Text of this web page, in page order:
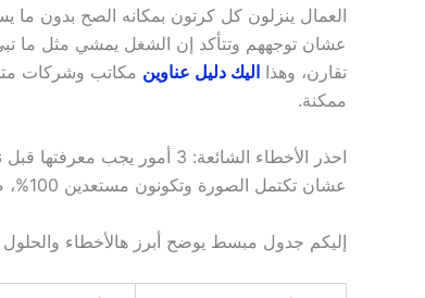
العمال ينزلون كل كرتون بمكانه الصح بدون ما
عشان توجههم وتتأكد إن الشغل يمشي مثل ما
تقارن، وهذا اليك دليل عناوين مكاتب وشركات
ممكنة.
احذر الأخطاء الشائعة: 3 أمور يجب معرفتها قبل نقل اثاث منزلك بالكويت
عشان تكتمل الصورة وتكونون مستعدين 100%، ضروري تنتبهون من الأخطاء اللي يطيحون فيها وايد ناس.
إليكم جدول مبسط يوضح أبرز هالأخطاء والحلول